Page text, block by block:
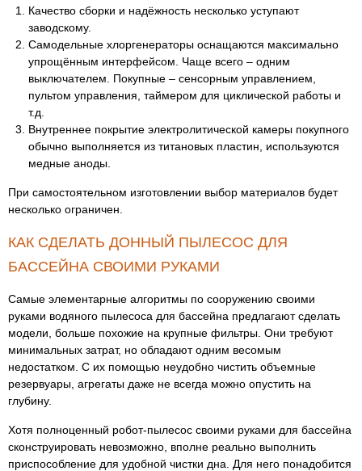
Качество сборки и надёжность несколько уступают
заводскому.
Самодельные хлоргенераторы оснащаются максимально
упрощённым интерфейсом. Чаще всего – одним
выключателем. Покупные – сенсорным управлением,
пультом управления, таймером для циклической работы и
т.д.
Внутреннее покрытие электролитической камеры покупного
обычно выполняется из титановых пластин, используются
медные аноды.
При самостоятельном изготовлении выбор материалов будет
несколько ограничен.
КАК СДЕЛАТЬ ДОННЫЙ ПЫЛЕСОС ДЛЯ
БАССЕЙНА СВОИМИ РУКАМИ
Самые элементарные алгоритмы по сооружению своими
руками водяного пылесоса для бассейна предлагают сделать
модели, больше похожие на крупные фильтры. Они требуют
минимальных затрат, но обладают одним весомым
недостатком. С их помощью неудобно чистить объемные
резервуары, агрегаты даже не всегда можно опустить на
глубину.
Хотя полноценный робот-пылесос своими руками для бассейна
сконструировать невозможно, вполне реально выполнить
приспособление для удобной чистки дна. Для него понадобится